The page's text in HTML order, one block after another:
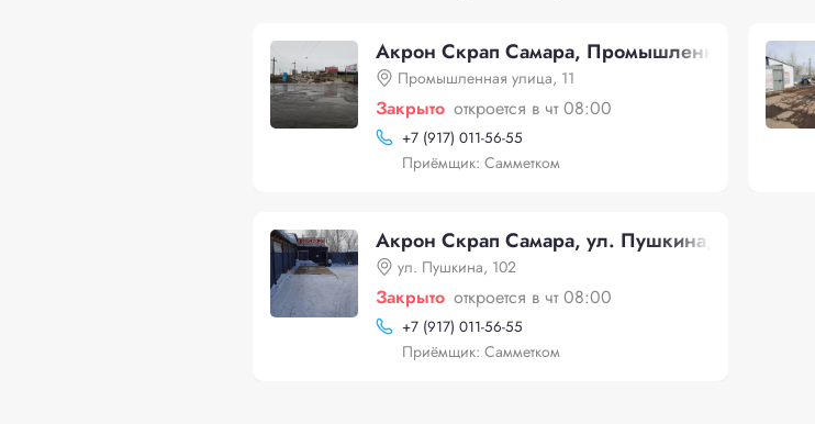
Акрон Скрап Самара, Промышленная улица, 11
Промышленная улица, 11
Закрыто откроется в чт 08:00
+7 (917) 011-56-55
Приёмщик: Самметком
Акрон Скрап Самара, ул. Пушкина, 102
ул. Пушкина, 102
Закрыто откроется в чт 08:00
+7 (917) 011-56-55
Приёмщик: Самметком